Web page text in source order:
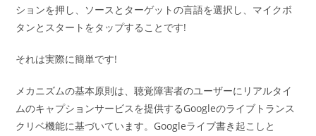
ションを押し、ソースとターゲットの言語を選択し、マイクボ
タンとスタートをタップすることです!
それは実際に簡単です!
メカニズムの基本原則は、聴覚障害者のユーザーにリアルタイ
ムのキャプションサービスを提供するGoogleのライブトランス
クリベ機能に基づいています。Googleライブ書き起こしと